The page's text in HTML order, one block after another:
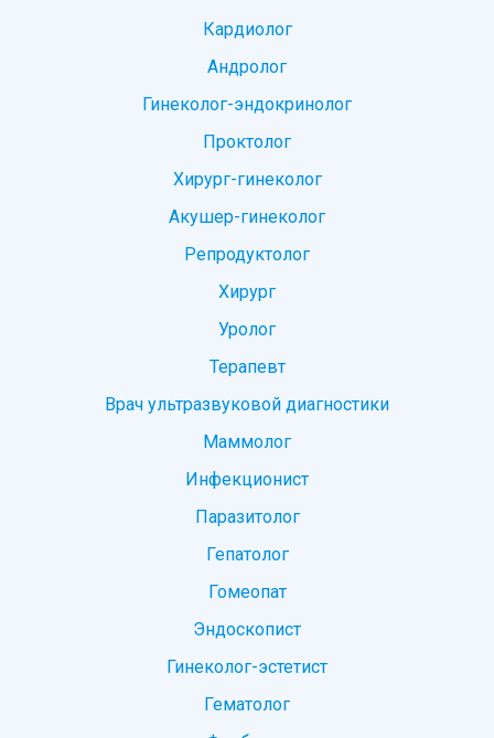
Кардиолог
Андролог
Гинеколог-эндокринолог
Проктолог
Хирург-гинеколог
Акушер-гинеколог
Репродуктолог
Хирург
Уролог
Терапевт
Врач ультразвуковой диагностики
Маммолог
Инфекционист
Паразитолог
Гепатолог
Гомеопат
Эндоскопист
Гинеколог-эстетист
Гематолог